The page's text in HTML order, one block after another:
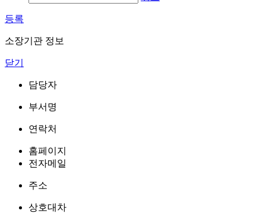
등록
소장기관 정보
닫기
담당자
부서명
연락처
홈페이지
전자메일
주소
상호대차